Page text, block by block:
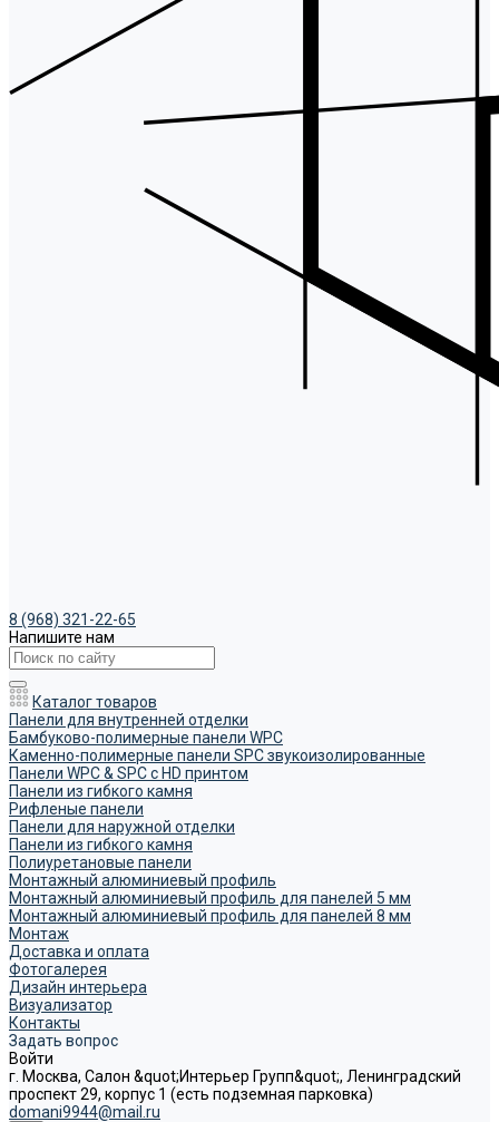
8 (968) 321-22-65
Напишите нам
Каталог товаров
Панели для внутренней отделки
Бамбуково-полимерные панели WPC
Каменно-полимерные панели SPC звукоизолированные
Панели WPC & SPC с HD принтом
Панели из гибкого камня
Рифленые панели
Панели для наружной отделки
Панели из гибкого камня
Полиуретановые панели
Монтажный алюминиевый профиль
Монтажный алюминиевый профиль для панелей 5 мм
Монтажный алюминиевый профиль для панелей 8 мм
Монтаж
Доставка и оплата
Фотогалерея
Дизайн интерьера
Визуализатор
Контакты
Задать вопрос
Войти
г. Москва, Салон &quot;Интерьер Групп&quot;, Ленинградский
проспект 29, корпус 1 (есть подземная парковка)
domani9944@mail.ru